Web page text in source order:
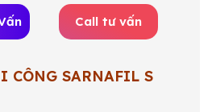
Call tư vấn
CÔNG SARNAFIL S